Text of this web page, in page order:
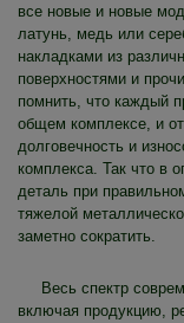
все новые и новые
латунь, медь или
накладками из
поверхностями и
помнить, что каждый
общем комплексе, и от
долговечность и
комплекса. Так что в
деталь при
тяжелой
заметно сократить.
Весь спектр
включая продукцию,